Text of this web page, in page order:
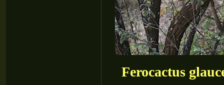
Ferocactus